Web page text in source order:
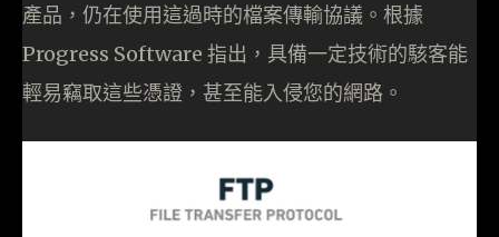
產品，仍在使用這過時的檔案傳輸協議。根據
Progress Software 指出，具備一定技術的駭客能
輕易竊取這些憑證，甚至能入侵您的網路。